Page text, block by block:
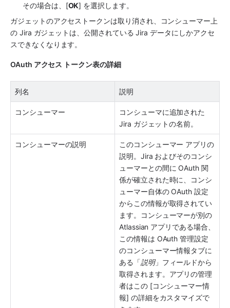
その場合は、[OK] を選択します。
ガジェットのアクセストークンは取り消され、コンシューマー上
の Jira ガジェットは、公開されている Jira データにしかアクセ
スできなくなります。
OAuth アクセス トークン表の詳細
列名 説明
コンシューマー
コンシューマに追加された
Jira ガジェットの名前。
コンシューマーの説明
このコンシューマー アプリの
説明。Jira およびそのコンシ
ューマーとの間に OAuth 関
係が確立された時に、コンシ
ューマー自体の OAuth 設定
からこの情報が取得されてい
ます。コンシューマーが別の
Atlassian アプリである場合、
この情報は OAuth 管理設定
のコンシューマー情報タブに
ある「説明」フィールドから
取得されます。アプリの管理
者はこの [コンシューマー情
報] の詳細をカスタマイズで